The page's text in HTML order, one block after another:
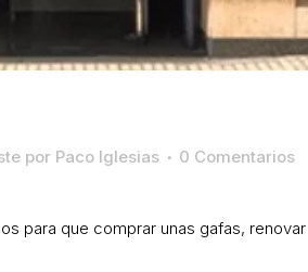
por Paco Iglesias 0 Comentarios
para que comprar unas gafas,